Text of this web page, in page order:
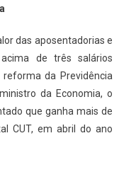
das aposentadorias e
de três salários
da Previdência
da Economia, o
que ganha mais de
CUT, em abril do ano